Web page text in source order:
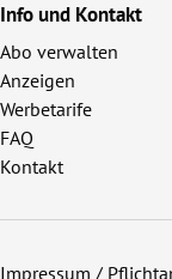
Info und Kontakt
Abo verwalten
Anzeigen
Werbetarife
FAQ
Kontakt
Impressum /